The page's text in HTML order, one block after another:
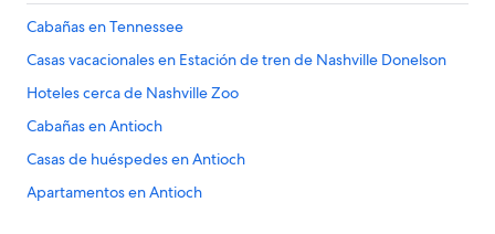
Cabañas en Tennessee
Casas vacacionales en Estación de tren de Nashville Donelson
Hoteles cerca de Nashville Zoo
Cabañas en Antioch
Casas de huéspedes en Antioch
Apartamentos en Antioch